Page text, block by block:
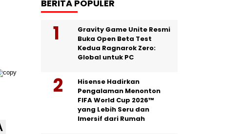
BERITA POPULER
Gravity Game Unite Resmi
Buka Open Beta Test
Kedua Ragnarok Zero:
Global untuk PC
Hisense Hadirkan
Pengalaman Menonton
FIFA World Cup 2026™
yang Lebih Seru dan
Imersif dari Rumah